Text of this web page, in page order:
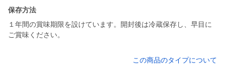
保存方法
１年間の賞味期限を設けています。開封後は冷蔵保存し、早目に
ご賞味ください。
この商品のタイプについて